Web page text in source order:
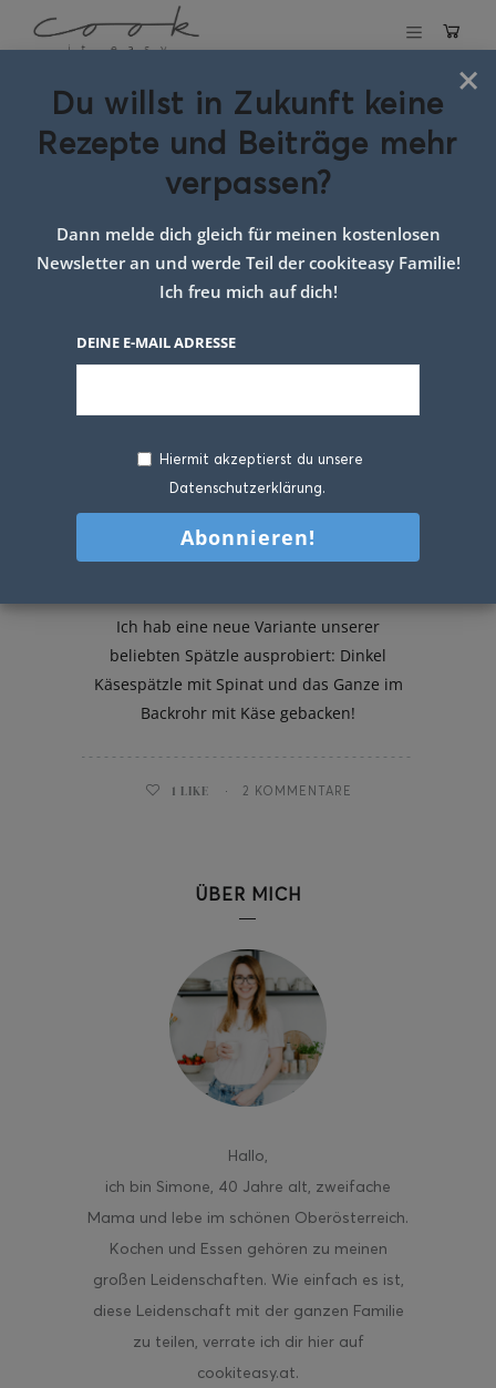
Schlagwort:
dinkelspätzle
selber machen
Ich hab eine neue Variante unserer
beliebten Spätzle ausprobiert: Dinkel
Käsespätzle mit Spinat und das Ganze im
Backrohr mit Käse gebacken!
1 LIKE 2 KOMMENTARE
ÜBER MICH
Hallo,
ich bin Simone, 40 Jahre alt, zweifache
Mama und lebe im schönen Oberösterreich.
Kochen und Essen gehören zu meinen
großen Leidenschaften. Wie einfach es ist,
diese Leidenschaft mit der ganzen Familie
zu teilen, verrate ich dir hier auf
cookiteasy.at.
×
Du willst in Zukunft keine
Rezepte und Beiträge mehr
verpassen?
Dann melde dich gleich für meinen kostenlosen
Newsletter an und werde Teil der cookiteasy Familie!
Ich freu mich auf dich!
DEINE E-MAIL ADRESSE
Hiermit akzeptierst du unsere
Datenschutzerklärung.